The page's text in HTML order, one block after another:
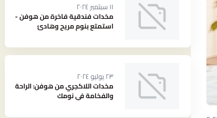
١١ سبتمبر ٢٠٢٤
مخدات فندقية فاخرة من هوفن -
استمتع بنوم مريح وهادئ
٢٣ يوليو ٢٠٢٤
مخدات اللاكجري من هوفن: الراحة
والفخامة في نومك